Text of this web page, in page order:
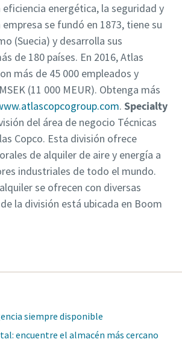
energética, la seguridad y
se fundó en 1873, tiene su
(Suecia) y desarrolla sus
de 180 países. En 2016, Atlas
más de 45 000 empleados y
(11 000 MEUR). Obtenga más
. Specialty
del área de negocio Técnicas
Copco. Esta división ofrece
de alquiler de aire y energía a
industriales de todo el mundo.
se ofrecen con diversas
la división está ubicada en Boom
siempre disponible
encuentre el almacén más cercano